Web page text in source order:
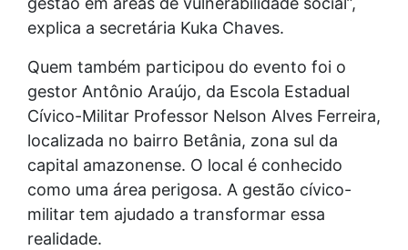
explica a secretária Kuka Chaves.
Quem também participou do evento foi o
gestor Antônio Araújo, da Escola Estadual
Cívico-Militar Professor Nelson Alves Ferreira,
localizada no bairro Betânia, zona sul da
capital amazonense. O local é conhecido
como uma área perigosa. A gestão cívico-
militar tem ajudado a transformar essa
realidade.